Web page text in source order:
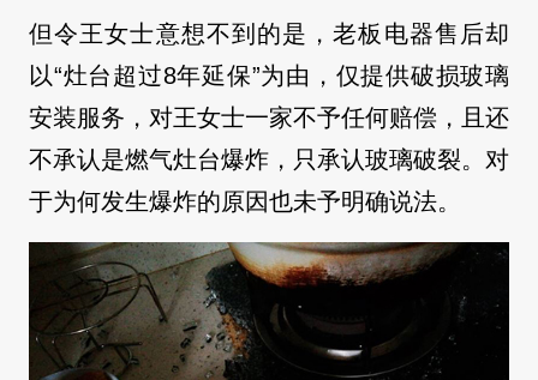
但令王女士意想不到的是，老板电器售后却
以“灶台超过8年延保”为由，仅提供破损玻璃
安装服务，对王女士一家不予任何赔偿，且还
不承认是燃气灶台爆炸，只承认玻璃破裂。对
于为何发生爆炸的原因也未予明确说法。